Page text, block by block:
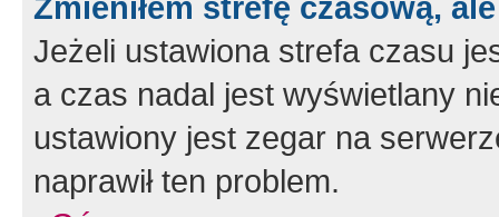
Jeżeli ustawiona strefa czasu
a czas nadal jest wyświetlany
ustawiony jest zegar na
naprawił ten problem.